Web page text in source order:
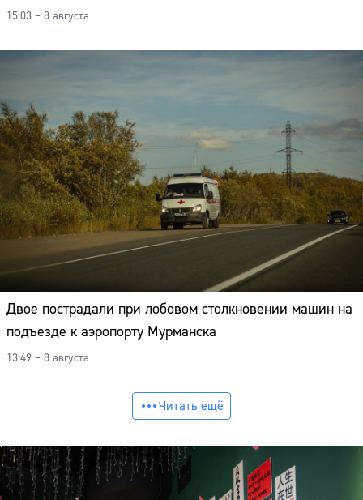
15:03 – 8 августа
Двое пострадали при лобовом столкновении машин на
подъезде к аэропорту Мурманска
13:49 – 8 августа
Читать ещё